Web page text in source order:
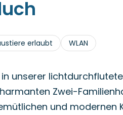
erlaubt WLAN
unserer
Zwei-
und modernen